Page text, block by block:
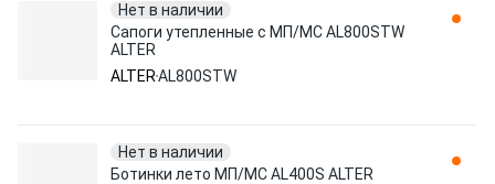
Нет в наличии
Сапоги утепленные с МП/МС AL800STW
ALTER
ALTERAL800STW
Нет в наличии
Ботинки лето МП/МС AL400S ALTER